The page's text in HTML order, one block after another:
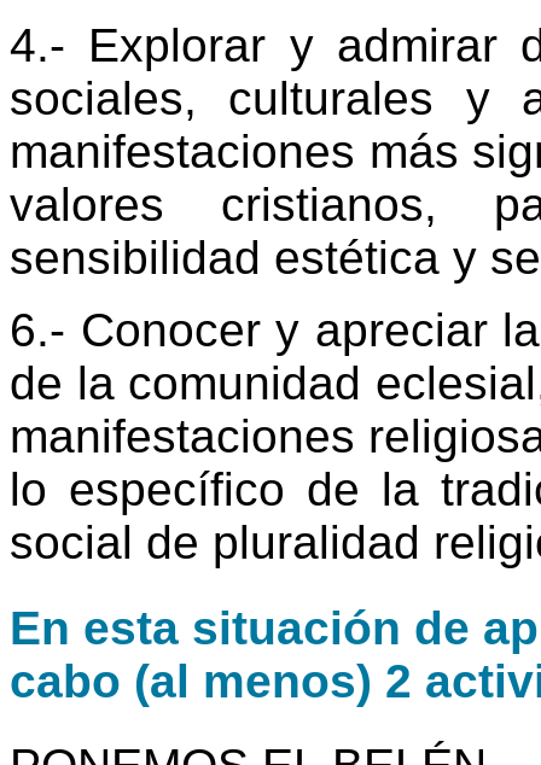
4.- Explorar y admirar
sociales, culturales y
manifestaciones más
valores cristianos,
sensibilidad estética y
6.- Conocer y apreciar
de la comunidad
manifestaciones
lo específico de la
social de pluralidad
En esta situación de
cabo (al menos) 2